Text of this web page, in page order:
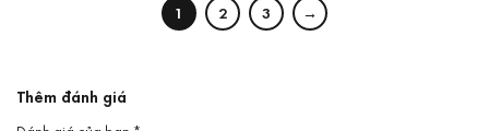
1 2 3 →
Thêm đánh giá